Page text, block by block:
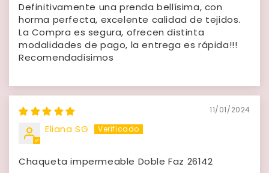
Definitivamente una prenda bellísima, con
horma perfecta, excelente calidad de tejidos.
La Compra es segura, ofrecen distinta
modalidades de pago, la entrega es rápida!!!
Recomendadisimos
11/01/2024
Eliana SG
Chaqueta impermeable Doble Faz 26142